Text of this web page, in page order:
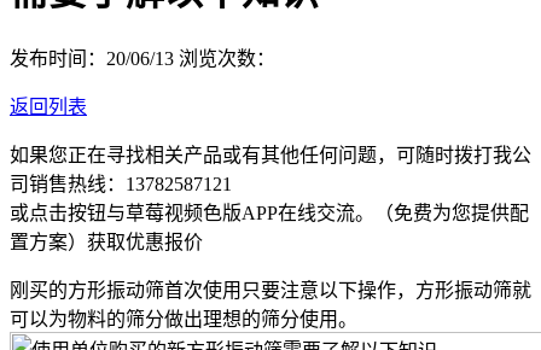
发布时间：20/06/13 浏览次数：
返回列表
如果您正在寻找相关产品或有其他任何问题，可随时拨打我公
司销售热线： 13782587121
或点击按钮与草莓视频色版APP在线交流。（免费为您提供配
置方案） 获取优惠报价
刚买的方形振动筛首次使用只要注意以下操作，方形振动筛就
可以为物料的筛分做出理想的筛分使用。